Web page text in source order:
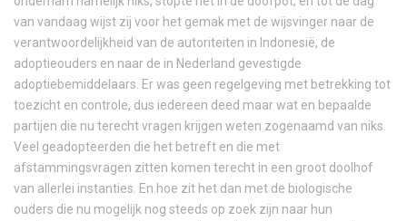
van vandaag wijst zij voor het gemak met de wijsvinger naar de
verantwoordelijkheid van de autoriteiten in Indonesië, de
adoptieouders en naar de in Nederland gevestigde
adoptiebemiddelaars. Er was geen regelgeving met betrekking tot
toezicht en controle, dus iedereen deed maar wat en bepaalde
partijen die nu terecht vragen krijgen weten zogenaamd van niks.
Veel geadopteerden die het betreft en die met
afstammingsvragen zitten komen terecht in een groot doolhof
van allerlei instanties. En hoe zit het dan met de biologische
ouders die nu mogelijk nog steeds op zoek zijn naar hun